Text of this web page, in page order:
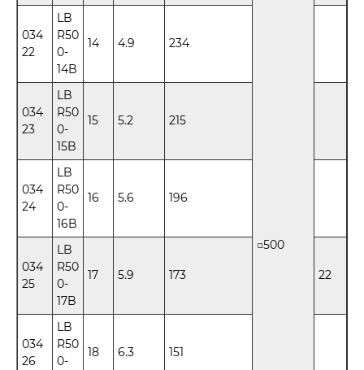
□500
034
22
LB
R50
0-
14B
14 4.9 234
034
23
LB
R50
0-
15B
15 5.2 215
034
24
LB
R50
0-
16B
16 5.6 196
034
25
LB
R50
0-
17B
17 5.9 173 22
034
26
LB
R50
0-
18 6.3 151